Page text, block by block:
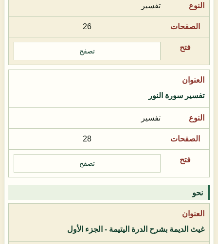
تفسير
26
تصفح
تفسير سورة النور
تفسير
28
تصفح
نحو
غيث الديمة بشرح الدرة اليتيمة - الجزء الأول